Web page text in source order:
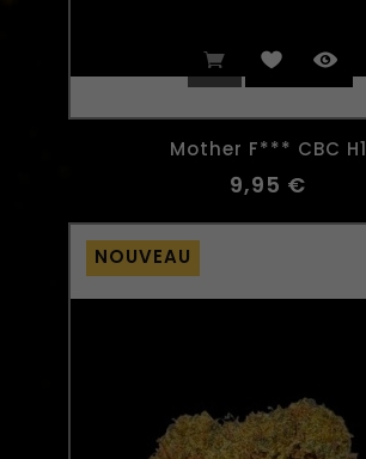
Mother F*** CBC H1
9,95 €
NOUVEAU